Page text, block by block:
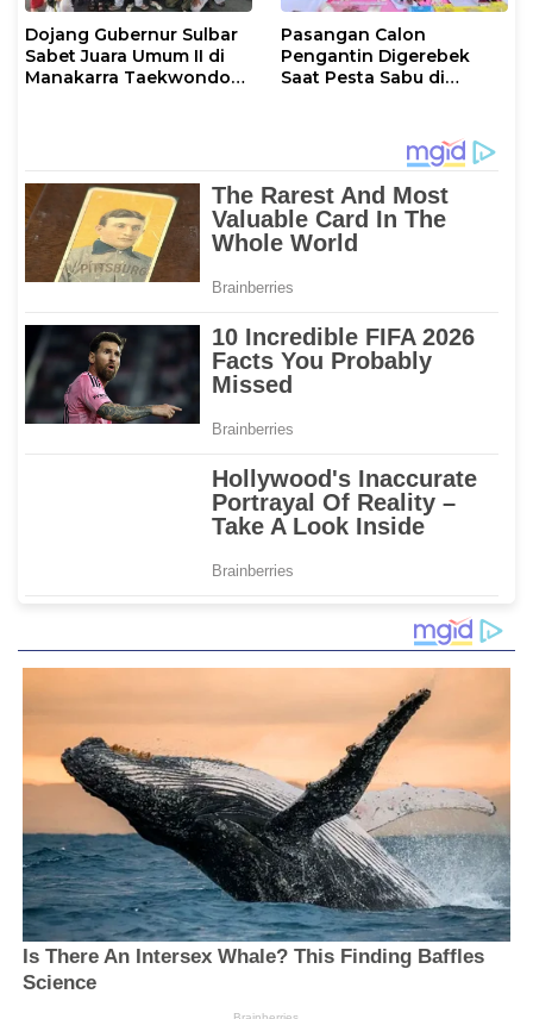
Dojang Gubernur Sulbar
Sabet Juara Umum II di
Manakarra Taekwondo
Pasangan Calon
Pengantin Digerebek
Saat Pesta Sabu di